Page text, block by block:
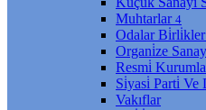
Muhtarlar 4
Odalar
Organi̇ze
Resmi̇
Si̇yasi̇ Parti̇ Ve
Vakıflar